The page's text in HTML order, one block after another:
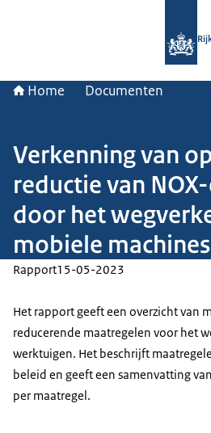
Home Documenten
Verkenning van
reductie van
door het
mobiele machines
Rapport15-05-2023
Het rapport geeft een overzicht van
reducerende maatregelen voor het
werktuigen. Het beschrijft
beleid en geeft een samenvatting
per maatregel.